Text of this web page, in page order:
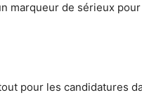
marqueur de sérieux
pour les candidatures